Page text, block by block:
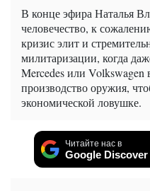
В конце эфира Наталья
человечество, к
кризис элит и
милитаризации, когда
Mercedes или
производство оружия,
экономической ловушке.
Читайте нас в
Google Discover